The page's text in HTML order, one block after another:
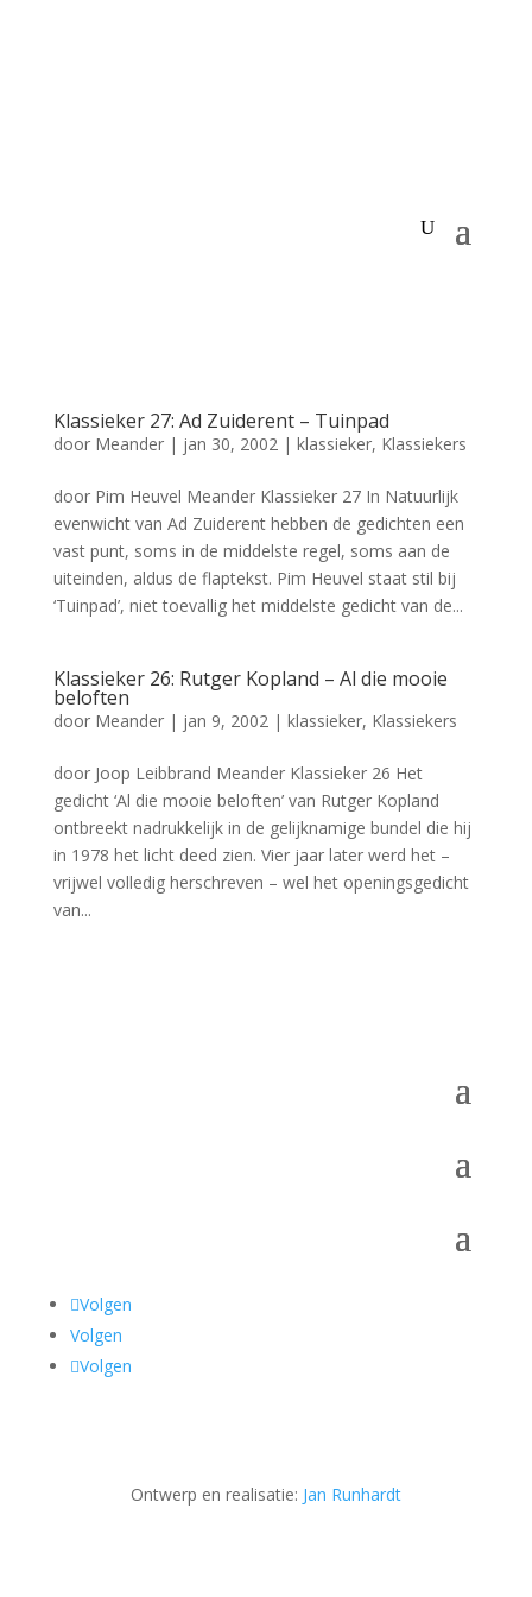
Klassieker 27: Ad Zuiderent – Tuinpad
door Meander| jan 30, 2002| klassieker, Klassiekers
door Pim Heuvel Meander Klassieker 27 In Natuurlijk
evenwicht van Ad Zuiderent hebben de gedichten een
vast punt, soms in de middelste regel, soms aan de
uiteinden, aldus de flaptekst. Pim Heuvel staat stil bij
‘Tuinpad’, niet toevallig het middelste gedicht van de...
Klassieker 26: Rutger Kopland – Al die mooie
beloften
door Meander| jan 9, 2002| klassieker, Klassiekers
door Joop Leibbrand Meander Klassieker 26 Het
gedicht ‘Al die mooie beloften’ van Rutger Kopland
ontbreekt nadrukkelijk in de gelijknamige bundel die hij
in 1978 het licht deed zien. Vier jaar later werd het –
vrijwel volledig herschreven – wel het openingsgedicht
van...
Volgen
Volgen
Volgen
Ontwerp en realisatie: Jan Runhardt